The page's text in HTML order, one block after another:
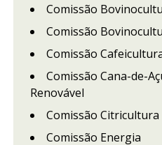
Comissão
Comissão
Comissão
Comissão Cana-de-
Renovável
Comissão Citricultura
Comissão Energia